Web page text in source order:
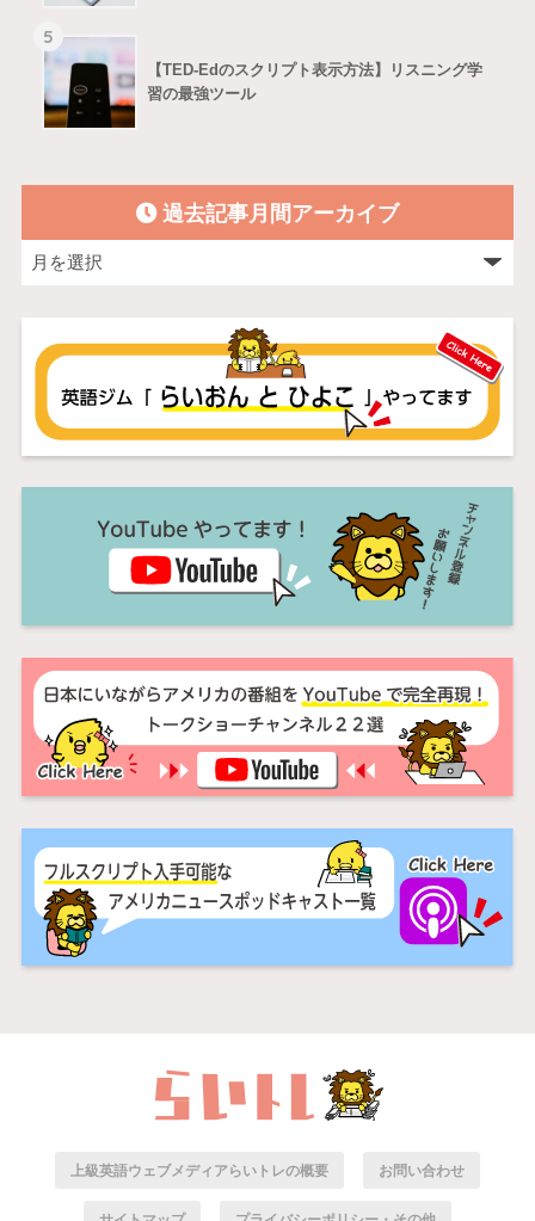
5
【TED-Edのスクリプト表示方法】リスニング学
習の最強ツール
過去記事月間アーカイブ
上級英語ウェブメディアらいトレの概要 お問い合わせ